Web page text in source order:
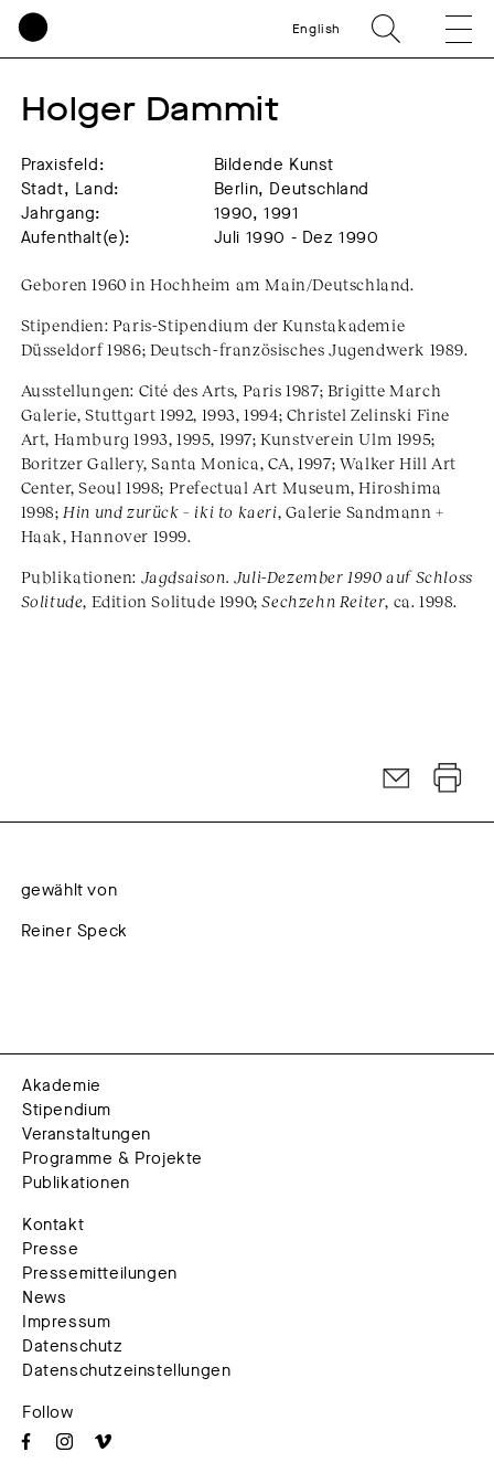
English
Holger Dammit
Praxisfeld:
Bildende Kunst
Stadt, Land:
Berlin, Deutschland
Jahrgang:
1990, 1991
Aufenthalt(e):
Juli 1990 - Dez 1990
Geboren 1960 in Hochheim am Main/Deutschland.
Stipendien: Paris-Stipendium der Kunstakademie
Düsseldorf 1986; Deutsch-französisches Jugendwerk 1989.
Ausstellungen: Cité des Arts, Paris 1987; Brigitte March
Galerie, Stuttgart 1992, 1993, 1994; Christel Zelinski Fine
Art, Hamburg 1993, 1995, 1997; Kunstverein Ulm 1995;
Boritzer Gallery, Santa Monica, CA, 1997; Walker Hill Art
Center, Seoul 1998; Prefectual Art Museum, Hiroshima
1998; Hin und zurück – iki to kaeri, Galerie Sandmann +
Haak, Hannover 1999.
Publikationen: Jagdsaison. Juli-Dezember 1990 auf Schloss
Solitude, Edition Solitude 1990;Sechzehn Reiter, ca. 1998.
gewählt von
Reiner Speck
Akademie
Stipendium
Veranstaltungen
Programme & Projekte
Publikationen
Kontakt
Presse
Pressemitteilungen
News
Impressum
Datenschutz
Datenschutzeinstellungen
Follow